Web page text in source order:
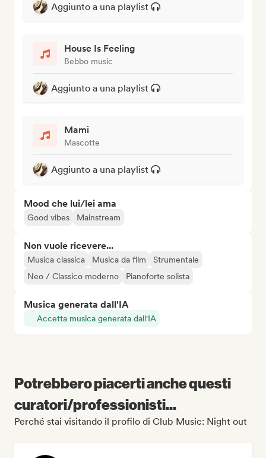
Aggiunto a una playlist
House Is Feeling
Bebbo music
Aggiunto a una playlist
Mami
Mascotte
Aggiunto a una playlist
Mood che lui/lei ama
Good vibes Mainstream
Non vuole ricevere...
Musica classica Musica da film
Strumentale
Neo / Classico moderno
Pianoforte solista
Musica generata dall'IA
Accetta musica generata dall'IA
Potrebbero piacerti anche questi
curatori/professionisti...
Perché stai visitando il profilo di Club Music: Night out